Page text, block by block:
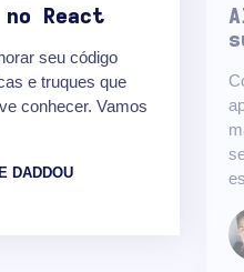
React
seu código
e truques que
conhecer. Vamos
DADDOU